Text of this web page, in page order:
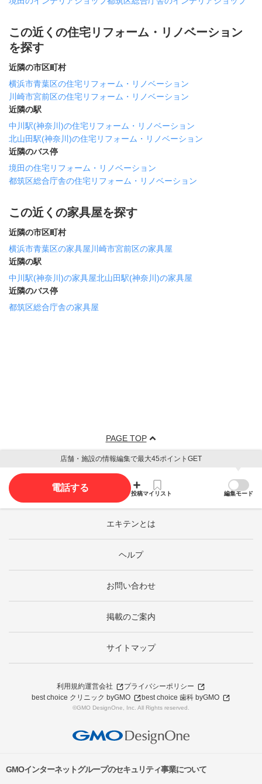
この近くの住宅リフォーム・リノベーション
を探す
近隣の市区町村
横浜市青葉区の住宅リフォーム・リノベーション
川崎市宮前区の住宅リフォーム・リノベーション
近隣の駅
中川駅(神奈川)の住宅リフォーム・リノベーション
北山田駅(神奈川)の住宅リフォーム・リノベーション
近隣のバス停
境田の住宅リフォーム・リノベーション
都筑区総合庁舎の住宅リフォーム・リノベーション
この近くの家具屋を探す
近隣の市区町村
横浜市青葉区の家具屋川崎市宮前区の家具屋
近隣の駅
中川駅(神奈川)の家具屋北山田駅(神奈川)の家具屋
近隣のバス停
都筑区総合庁舎の家具屋
PAGE TOP
店舗・施設の情報編集で最大45ポイントGET
電話する
投稿マイリスト 編集モード
エキテンとは
ヘルプ
お問い合わせ
掲載のご案内
サイトマップ
利用規約運営会社
プライバシーポリシー
best choice クリニック byGMO
best choice 歯科 byGMO
©GMO DesignOne, Inc. All Rights reserved.
GMOインターネットグループのセキュリティ事業について